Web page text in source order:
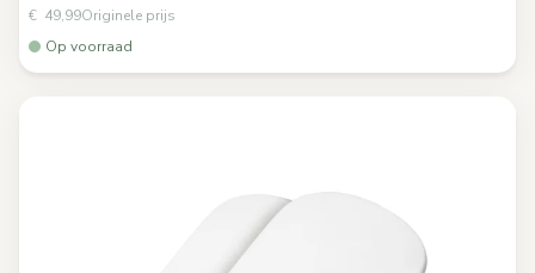
€ 49,99Originele prijs
Op voorraad